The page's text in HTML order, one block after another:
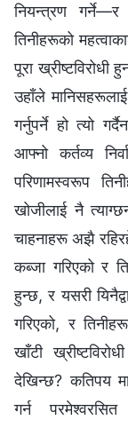
नियन्त्रण
तिनीहरूको
पूरा
उहाँले
गर्नुपर्ने हो त्यो
आफ्‍नो कर्तव्य
परिणामस्वरूप
खोजीलाई नै
चाहनाहरू अझै
कब्जा गरिएको र
हुन्छ, र यसरी
गरिएको, र
खाँटी
देखिन्छ? कतिपय
गर्न